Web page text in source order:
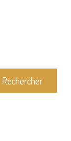
Rechercher